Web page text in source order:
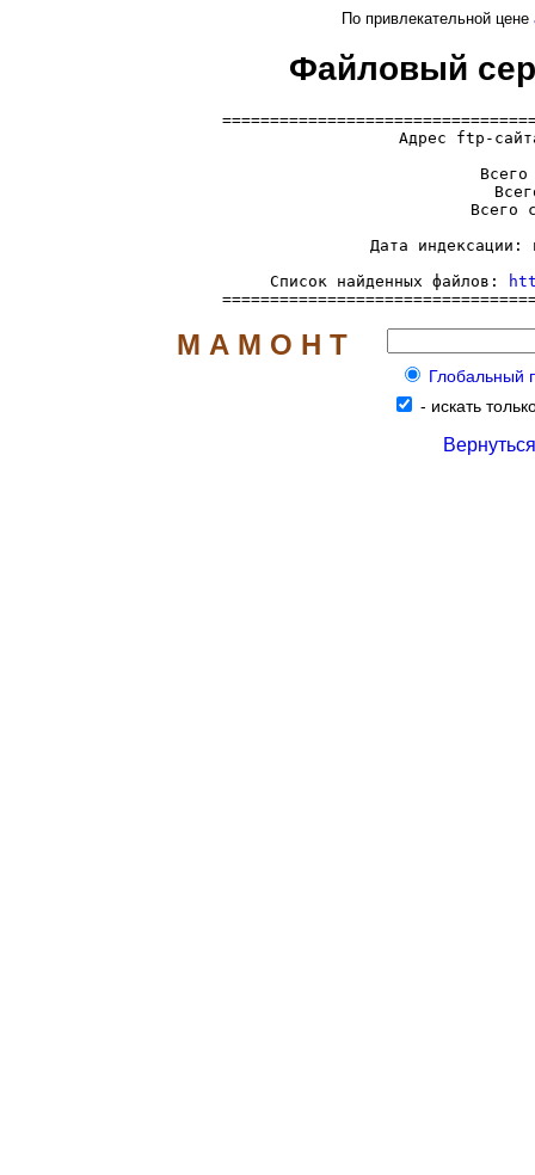
По привлекательной цене
Файловый
Адрес ftp-
Всего
Всего
Дата индексации:
     Список найденных файлов:
М А М О Н Т
Глобальный
- искать